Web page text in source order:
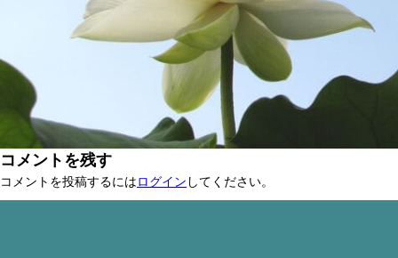
コメントを残す
コメントを投稿するにはログイン してください。